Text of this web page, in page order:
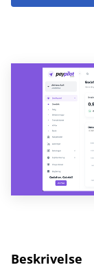
Beskrivelse